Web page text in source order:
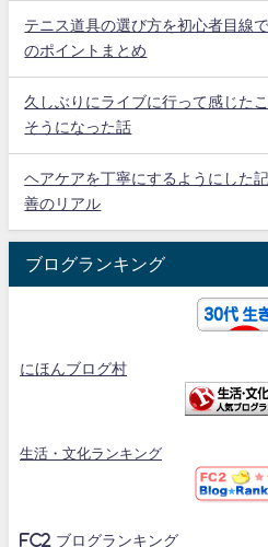
テニス道具の選び方を初心者目線
のポイントまとめ
久しぶりにライブに行って感じた
そうになった話
ヘアケアを丁寧にするようにした
善のリアル
ブログランキング
にほんブログ村
生活・文化ランキング
FC2 ブログランキング